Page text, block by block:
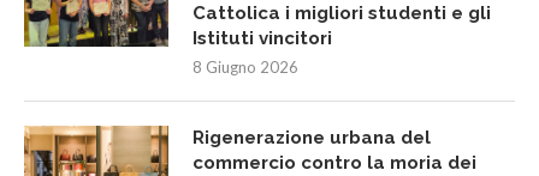
Cattolica i migliori studenti e gli
Istituti vincitori
8 Giugno 2026
Rigenerazione urbana del
commercio contro la moria dei